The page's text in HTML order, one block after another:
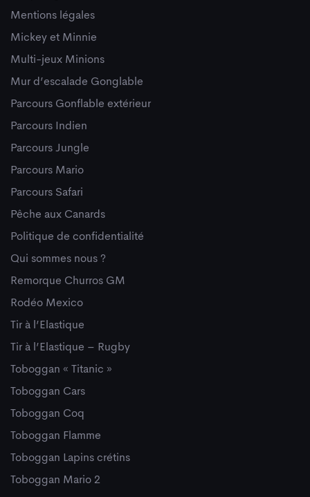
Mentions légales
Mickey et Minnie
Multi-jeux Minions
Mur d’escalade Gonglable
Parcours Gonflable extérieur
Parcours Indien
Parcours Jungle
Parcours Mario
Parcours Safari
Pêche aux Canards
Politique de confidentialité
Qui sommes nous ?
Remorque Churros GM
Rodéo Mexico
Tir à l’Elastique
Tir à l’Elastique – Rugby
Toboggan « Titanic »
Toboggan Cars
Toboggan Coq
Toboggan Flamme
Toboggan Lapins crétins
Toboggan Mario 2